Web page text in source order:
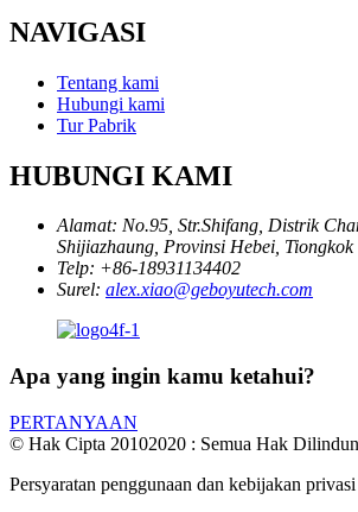
NAVIGASI
Tentang kami
Hubungi kami
Tur Pabrik
HUBUNGI KAMI
Alamat: No.95, Str.Shifang, Distrik
Shijiazhaung, Provinsi Hebei, Tiongkok
Telp: +86-18931134402
Surel: alex.xiao@geboyutech.com
Apa yang ingin kamu ketahui?
PERTANYAAN
© Hak Cipta 20102020 : Semua Hak
Persyaratan penggunaan dan kebijakan privasi